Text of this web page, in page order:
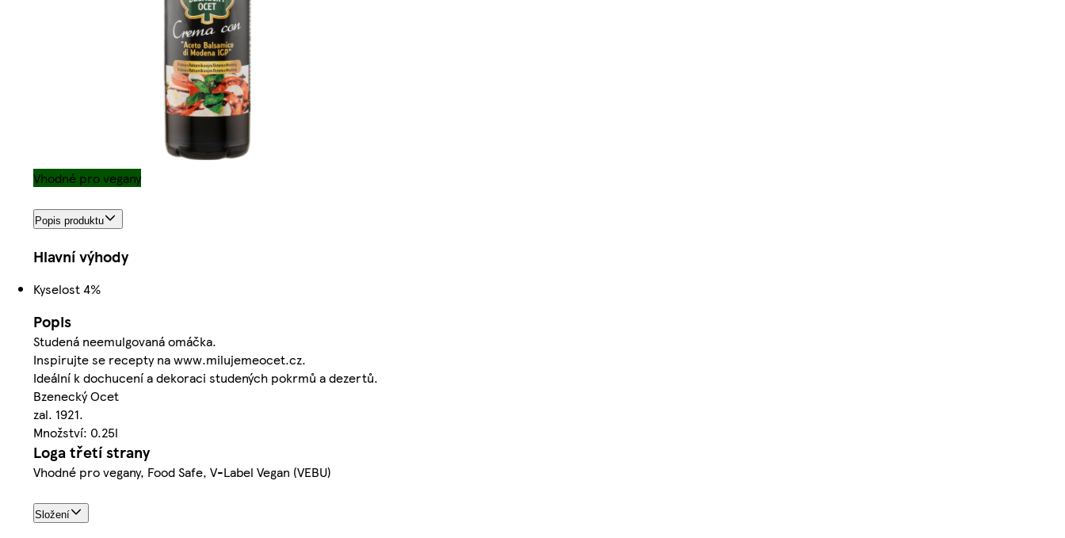
Vhodné pro vegany
Popis produktu
Hlavní výhody
Kyselost 4%
Popis
Studená neemulgovaná omáčka.
Inspirujte se recepty na www.milujemeocet.cz.
Ideální k dochucení a dekoraci studených pokrmů a dezertů.
Bzenecký Ocet
zal. 1921.
Množství: 0.25l
Loga třetí strany
Vhodné pro vegany, Food Safe, V-Label Vegan (VEBU)
Složení